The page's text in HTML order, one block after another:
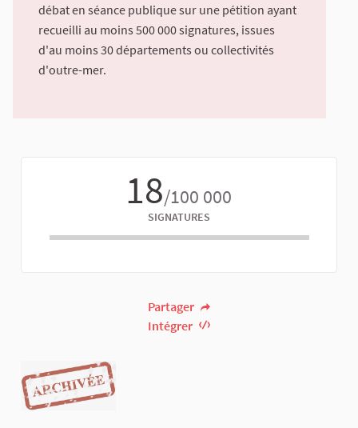
débat en séance publique sur une pétition ayant
recueilli au moins 500 000 signatures, issues
d'au moins 30 départements ou collectivités
d'outre-mer.
18/100 000
SIGNATURES
Partager
Intégrer